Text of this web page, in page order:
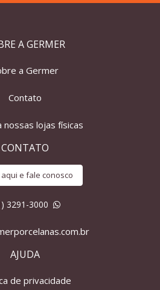
A GERMER
a Germer
Contato
nossas lojas físicas
CONTATO
e fale conosco
3291-3000
AJUDA
de privacidade